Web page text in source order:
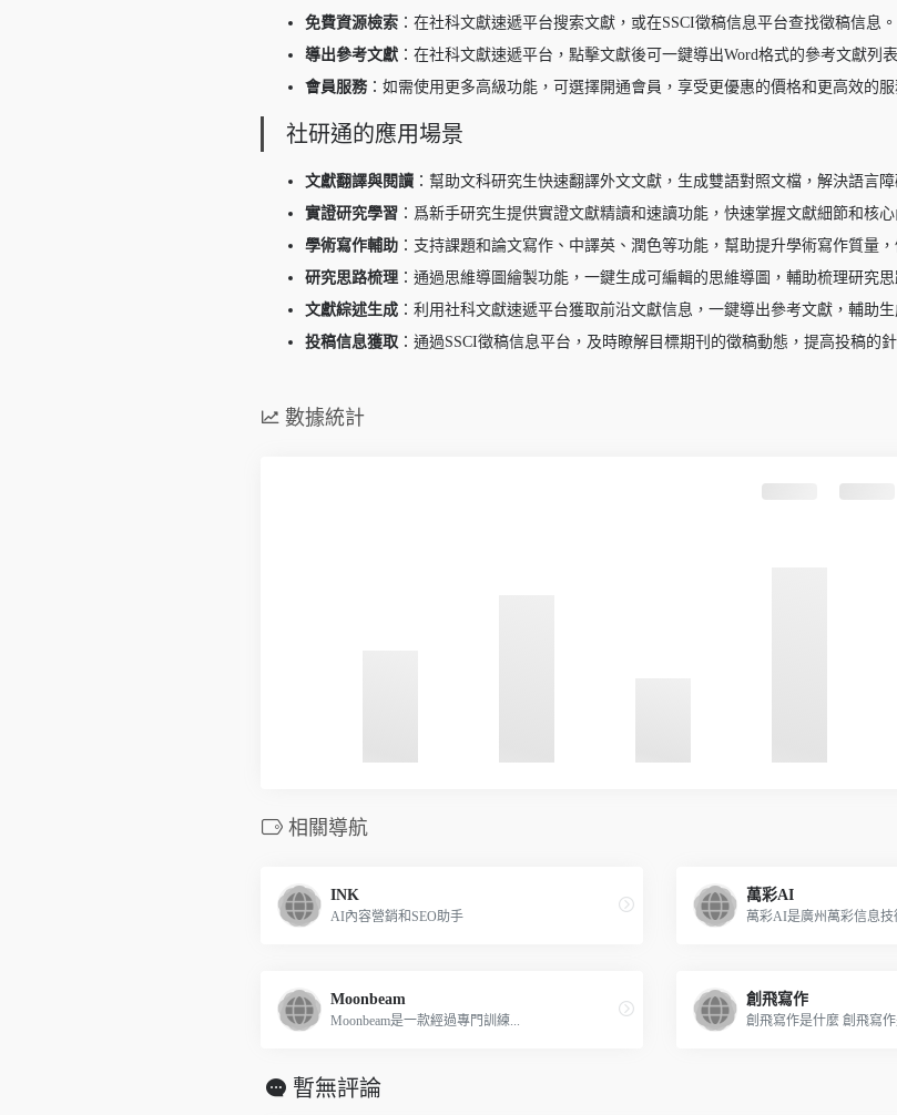
免費資源檢索 ：在社科文獻速遞平台搜索文獻，或在SSCI徵稿信息平台查找徵稿信息。
導出參考文獻 ：在社科文獻速遞平台，點擊文獻後可一鍵導出Word格式的參考文獻列表
會員服務 ：如需使用更多高級功能，可選擇開通會員，享受更優惠的價格和更高效的服
社研通的應用場景
文獻翻譯與閱讀 ：幫助文科研究生快速翻譯外文文獻，生成雙語對照文檔，解決語言
實證研究學習 ：爲新手研究生提供實證文獻精讀和速讀功能，快速掌握文獻細節和核
學術寫作輔助 ：支持課題和論文寫作、中譯英、潤色等功能，幫助提升學術寫作質量，
研究思路梳理 ：通過思維導圖繪製功能，一鍵生成可編輯的思維導圖，輔助梳理研究思
文獻綜述生成 ：利用社科文獻速遞平台獲取前沿文獻信息，一鍵導出參考文獻，輔助生
投稿信息獲取 ：通過SSCI徵稿信息平台，及時瞭解目標期刊的徵稿動態，提高投稿的
數據統計
相關導航
INK
AI內容營銷和SEO助手
萬彩AI
萬彩AI是廣州萬彩信息技
Moonbeam
Moonbeam是一款經過專門訓練...
創飛寫作
創飛寫作是什麼 創飛寫
暫無評論